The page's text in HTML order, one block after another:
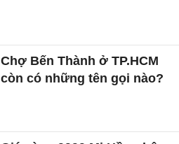
Chợ Bến Thành ở TP.HCM
còn có những tên gọi nào?